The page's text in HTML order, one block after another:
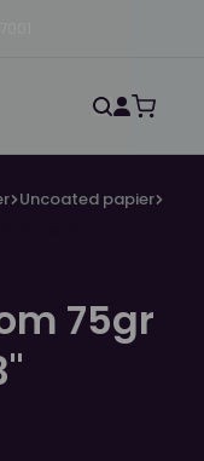
Uncoated papier
75gr